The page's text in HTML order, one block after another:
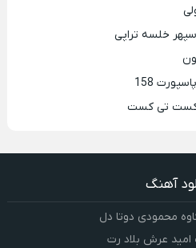
خلسه تراپی
158
تی کست
آهنگ
محمودی دوتا دل
امید عرش بلاد رت